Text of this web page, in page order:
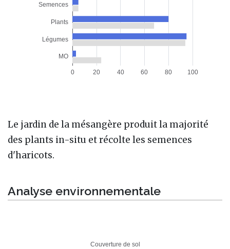
Le jardin de la mésangère produit la majorité
des plants in-situ et récolte les semences
d'haricots.
Analyse environnementale